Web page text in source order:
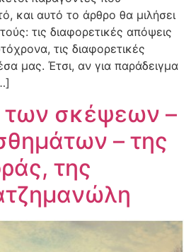
και αυτό το άρθρο θα μιλήσει
τις διαφορετικές απόψεις
τις διαφορετικές
μας. Έτσι, αν για παράδειγμα
των σκέψεων –
– της
της